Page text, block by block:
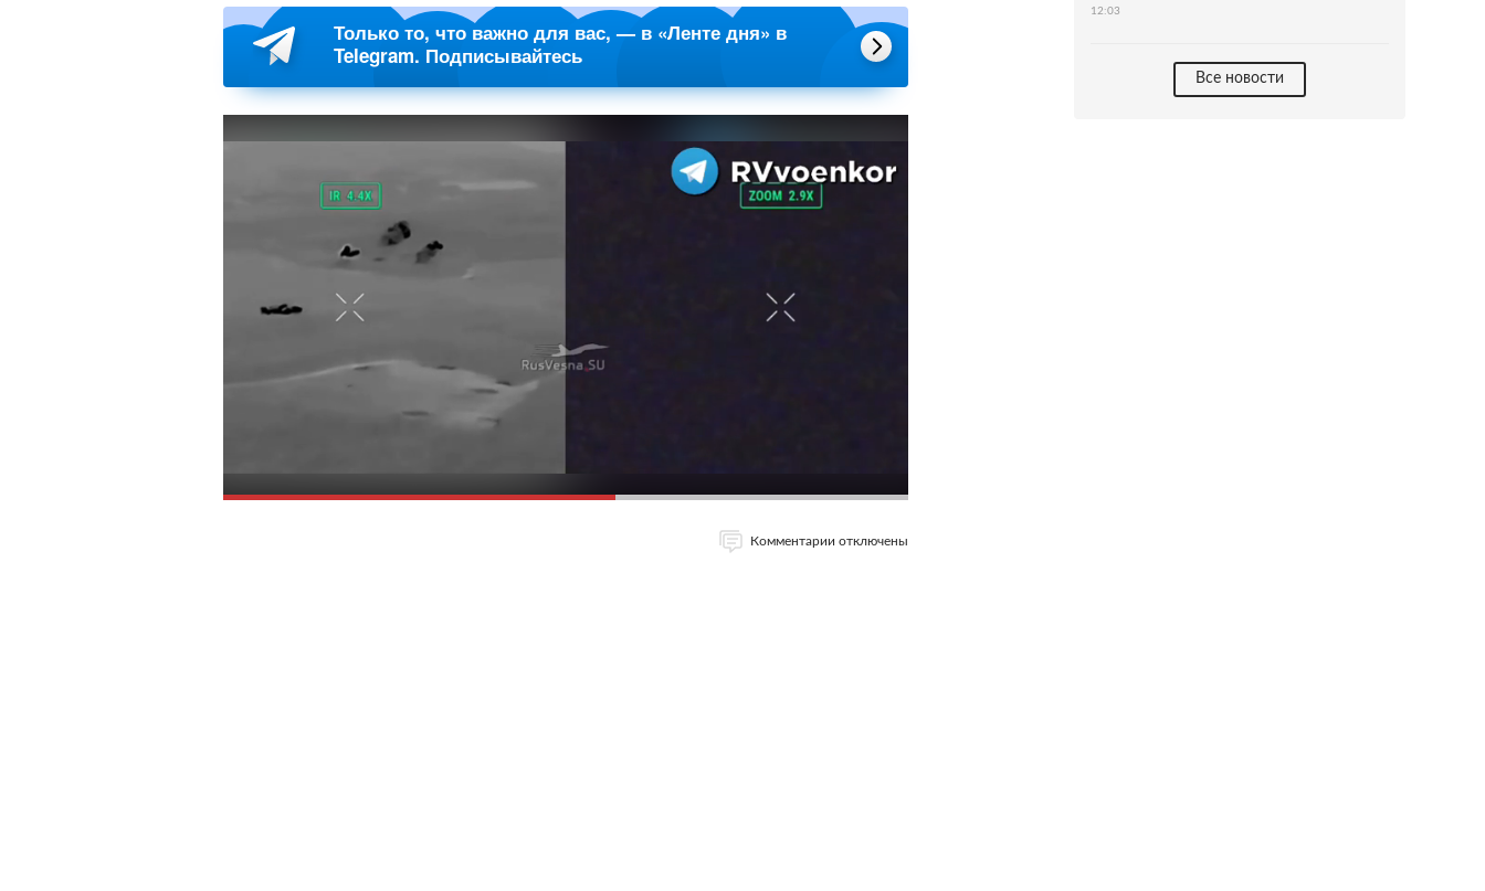
Только то, что важно для вас, — в «Ленте дня» в
Telegram. Подписывайтесь
Комментарии отключены
12:03
Все новости